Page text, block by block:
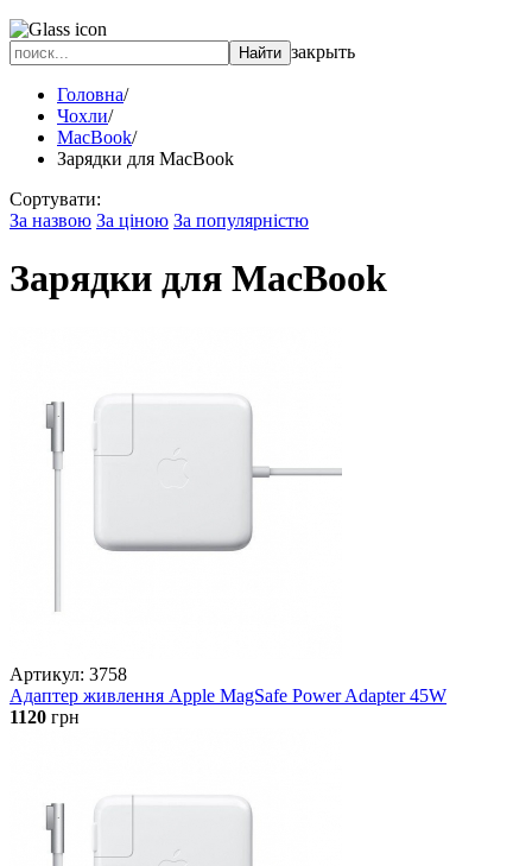
закрыть
Головна/
Чохли/
MacBook/
Зарядки для MacBook
Сортувати:
За назвою За ціною За популярністю
Зарядки для MacBook
Артикул: 3758
Адаптер живлення Apple MagSafe Power Adapter 45W
1120 грн